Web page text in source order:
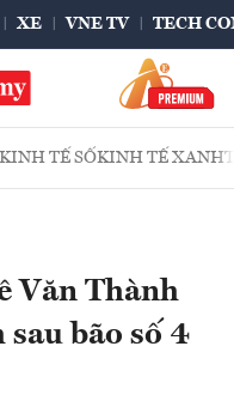
XE VNE TV TECH
KINH TẾ SỐKINH TẾ XANH
Văn Thành
bão số 4